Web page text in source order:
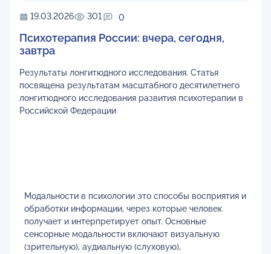
19.03.2026 301 0
Психотерапия России: вчера, сегодня,
завтра
Результаты лонгитюдного исследования. Статья
посвящена результатам масштабного десятилетнего
лонгитюдного исследования развития психотерапии в
Российской Федерации
Модальности в психологии это способы восприятия и
обработки информации, через которые человек
получает и интерпретирует опыт. Основные
сенсорные модальности включают визуальную
(зрительную), аудиальную (слуховую),